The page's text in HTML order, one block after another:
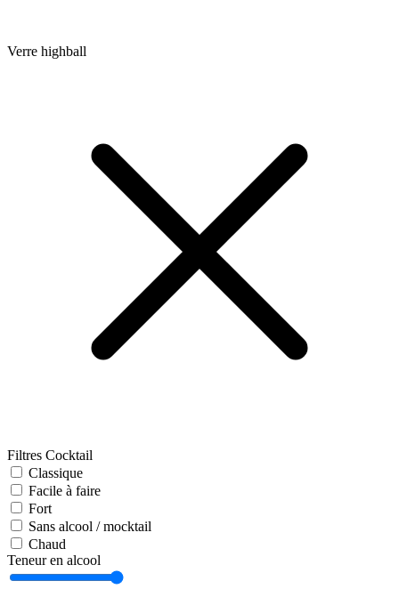
Verre highball
Filtres Cocktail
Classique
Facile à faire
Fort
Sans alcool / mocktail
Chaud
Teneur en alcool